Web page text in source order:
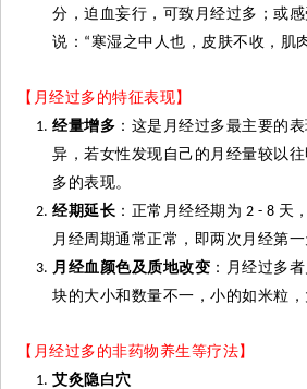
分，迫血妄行，可致月经过多；或
说： “寒湿之中人也，皮肤不收，肌
【月经过多的特征表现】
经量增多 ：这是月经过多最主要的
异，若女性发现自己的月经量较以
多的表现。
经期延长 ：正常月经经期为 2 - 8 天
月经周期通常正常，即两次月经第
月经血颜色及质地改变 ：月经过多
块的大小和数量不一，小的如米粒
【月经过多的非药物养生等疗法】
艾灸 隐白穴